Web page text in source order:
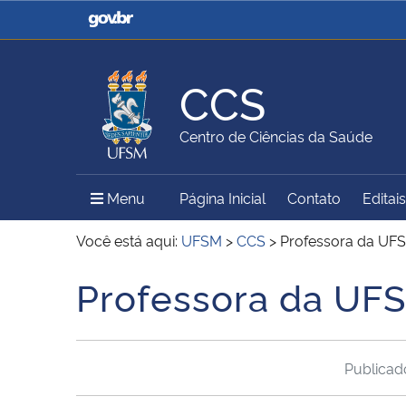
Casa Civil
Ministério da Justiça e
Ministério da Agricultura,
Pecuária e Abastecimento
Ministério da Educação
Ministério do Meio Ambiente Ministério do Turismo
Secretaria de Governo
Gabinete de Segurança
CCS
Centro de Ciências da Saúde
Menu Menu Principal do Sítio
Página Inicial Contato Editais
Você está aqui: UFSM >CCS > Professora da
Início do conteúdo
Professora da